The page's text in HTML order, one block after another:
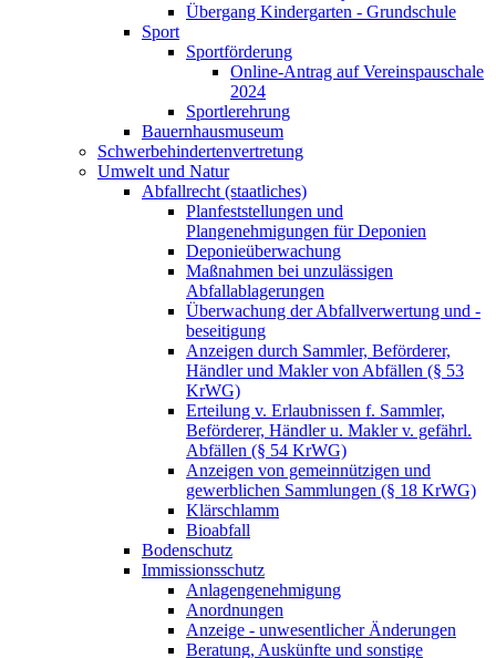
Übergang Kindergarten - Grundschule
Sport
Sportförderung
Online-Antrag auf Vereinspauschale
2024
Sportlerehrung
Bauernhausmuseum
Schwerbehindertenvertretung
Umwelt und Natur
Abfallrecht (staatliches)
Planfeststellungen und
Plangenehmigungen für Deponien
Deponieüberwachung
Maßnahmen bei unzulässigen
Abfallablagerungen
Überwachung der Abfallverwertung und -
beseitigung
Anzeigen durch Sammler, Beförderer,
Händler und Makler von Abfällen (§ 53
KrWG)
Erteilung v. Erlaubnissen f. Sammler,
Beförderer, Händler u. Makler v. gefährl.
Abfällen (§ 54 KrWG)
Anzeigen von gemeinnützigen und
gewerblichen Sammlungen (§ 18 KrWG)
Klärschlamm
Bioabfall
Bodenschutz
Immissionsschutz
Anlagengenehmigung
Anordnungen
Anzeige - unwesentlicher Änderungen
Beratung, Auskünfte und sonstige